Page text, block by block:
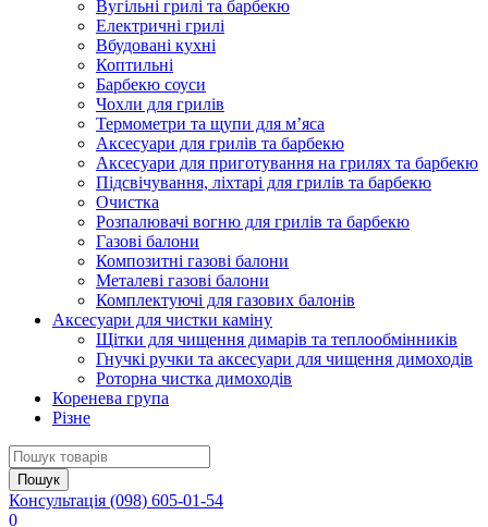
Вугільні грилі та барбекю
Електричні грилі
Вбудовані кухні
Коптильні
Барбекю соуси
Чохли для грилів
Термометри та щупи для м’яса
Аксесуари для грилів та барбекю
Аксесуари для приготування на грилях та барбекю
Підсвічування, ліхтарі для грилів та барбекю
Очистка
Розпалювачі вогню для грилів та барбекю
Газові балони
Композитні газові балони
Металеві газові балони
Комплектуючі для газових балонів
Аксесуари для чистки каміну
Щітки для чищення димарів та теплообмінників
Гнучкі ручки та аксесуари для чищення димоходів
Роторна чистка димоходів
Коренева група
Різне
Консультація (098) 605-01-54
0